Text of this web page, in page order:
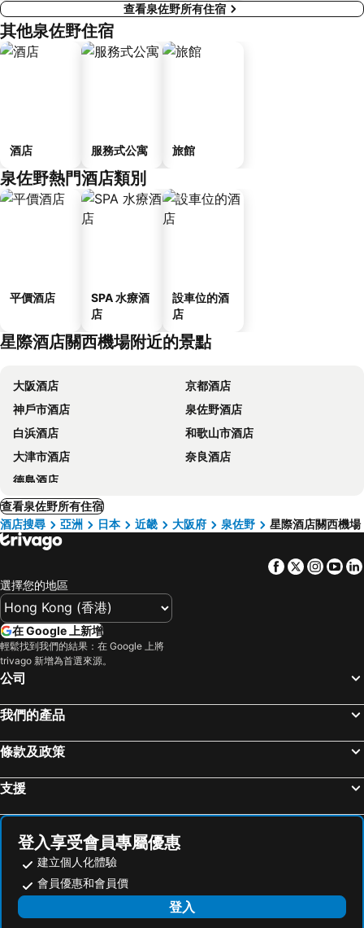
查看泉佐野所有住宿
其他泉佐野住宿
酒店 服務式公寓 旅館
泉佐野熱門酒店類別
平價酒店
SPA 水療酒
店
設車位的酒
店
星際酒店關西機場附近的景點
大阪酒店
京都酒店
神戶市酒店
泉佐野酒店
白浜酒店
和歌山市酒店
大津市酒店
奈良酒店
德島酒店
查看泉佐野所有住宿
酒店搜尋
亞洲 日本 近畿 大阪府 泉佐野 星際酒店關西機場
Facebook
Twitter
選擇您的地區
在 Google 上新增
輕鬆找到我們的結果：在 Google 上將
trivago 新增為首選來源。
公司
我們的產品
條款及政策
支援
登入享受會員專屬優惠
建立個人化體驗
會員優惠和會員價
登入